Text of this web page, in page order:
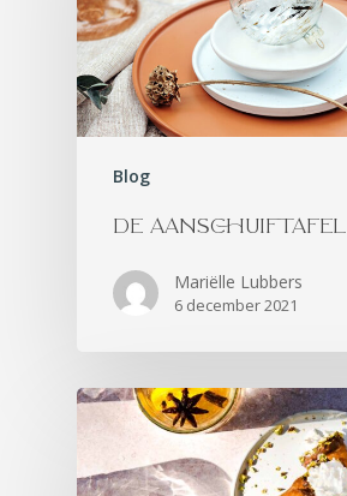
Blog
DE AANSCHUIFTAFEL
Mariëlle Lubbers
6 december 2021